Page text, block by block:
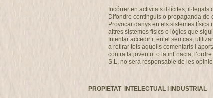
Incórrer en activitats il·lícites,
Difondre continguts o propaganda de
Provocar danys en els sistemes
altres sistemes físics o lògics que
Intentar accedir i, en el seu cas,
a retirar tots aquells comentaris i
contra la joventut o la inf`nacia,
S.L. no serà responsable de les
PROPIETAT INTELECTUAL i INDUSTRIAL